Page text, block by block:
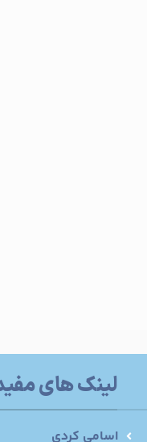
لینک های
اسامی کردی